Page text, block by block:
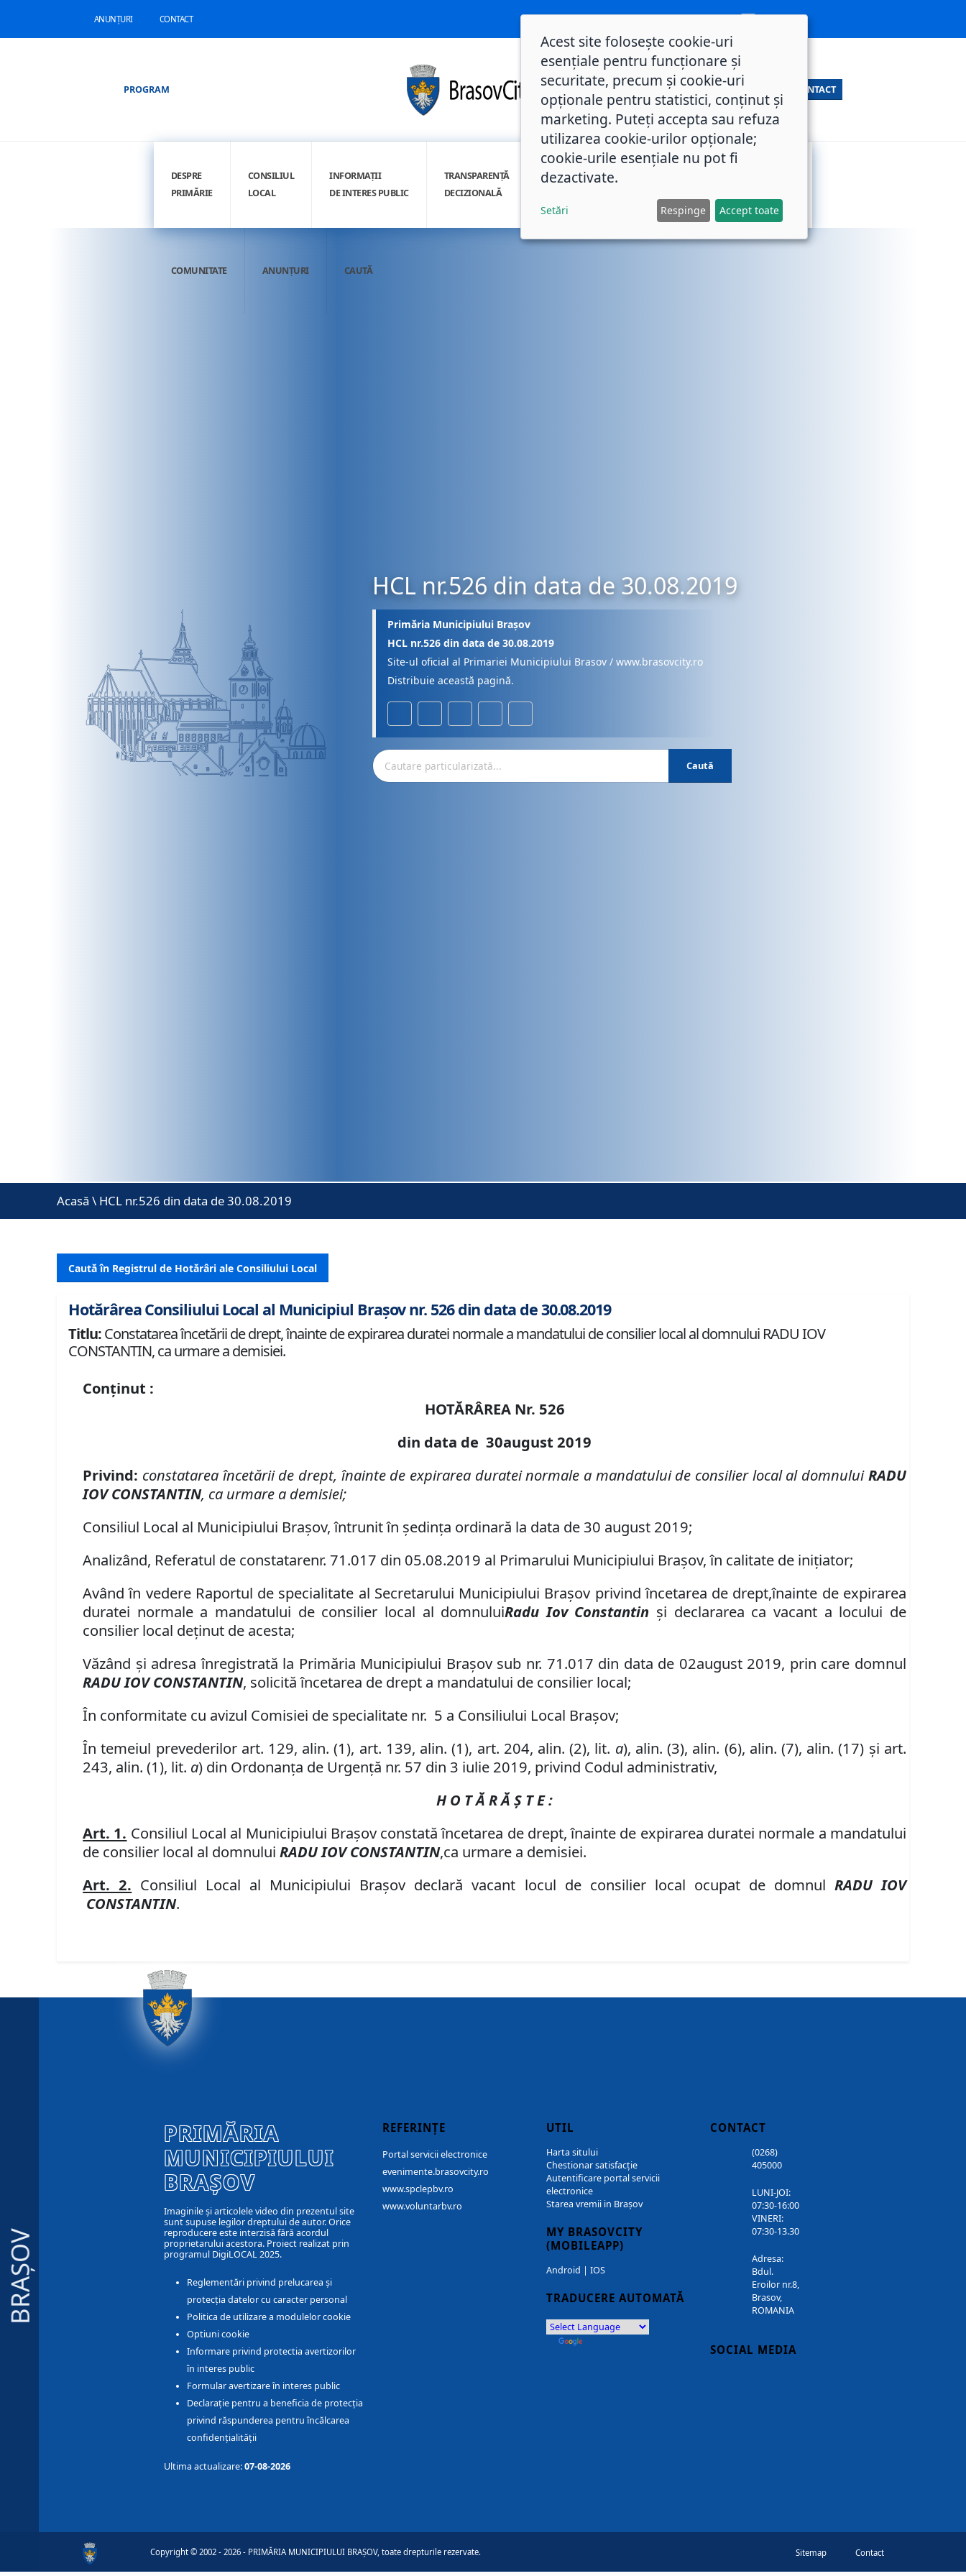
ANUNȚURI CONTACT
PROGRAM CONTACT
DESPRE
PRIMĂRIE
CONSILIUL
LOCAL
INFORMAȚII
DE INTERES PUBLIC
TRANSPARENȚĂ
DECIZIONALĂ
INTEGRITATE
COMUNITATE ANUNȚURI CAUTĂ
HCL nr.526 din data de 30.08.2019
Primăria Municipiului Brașov
HCL nr.526 din data de 30.08.2019
Site-ul oficial al Primariei Municipiului Brasov / www.brasovcity.ro
Distribuie această pagină.
Caută
Acasă \ HCL nr.526 din data de 30.08.2019
Caută în Registrul de Hotărâri ale Consiliului Local
Hotărârea Consiliului Local al Municipiul Brașov nr. 526 din data de 30.08.2019
Titlu:Constatarea încetării de drept, înainte de expirarea duratei normale a mandatului de consilier local al domnului RADU IOV
CONSTANTIN, ca urmare a demisiei.
Conținut :
HOTĂRÂREA Nr. 526
din data de 30august2019
Privind: constatarea încetăriide drept, înainte de expirarea duratei normale a mandatului de consilier local al domnuluiRADU
IOV CONSTANTIN, ca urmare a demisiei;
Consiliul Local al Municipiului Braşov, întrunit în şedinţa ordinară la data de 30 august 2019;
Analizând, Referatul de constatarenr. 71.017 din 05.08.2019 al Primarului Municipiului Braşov,în calitate de iniţiator;
Având în vedere Raportul de specialitate al Secretarului Municipiului Brașov privind încetarea de drept,înainte de expirarea
duratei normale a mandatului de consilier local al domnuluiRadu Iov Constantin și declararea ca vacant a locului de
consilier local deținut de acesta;
Văzând şi adresa înregistrată la Primăria Municipiului Braşov sub nr. 71.017 din data de 02august2019, prin care domnul
RADU IOV CONSTANTIN, solicită încetarea de drept a mandatului de consilier local;
În conformitate cu avizul Comisiei de specialitate nr. 5 a Consiliului Local Brașov;
În temeiul prevederilor art. 129, alin. (1), art. 139, alin. (1), art. 204, alin. (2), lit. a), alin. (3), alin. (6), alin. (7), alin. (17) și art.
243, alin. (1), lit. a) din Ordonanța de Urgență nr. 57 din 3 iulie 2019, privind Codul administrativ,
H O T Ă R Ă Ş T E :
Art. 1. Consiliul Local al Municipiului Braşov constată încetarea de drept, înainte de expirarea duratei normale a mandatului
de consilier local al domnuluiRADU IOV CONSTANTIN,ca urmare a demisiei.
Art. 2. Consiliul Local al Municipiului Braşov declară vacant locul de consilier local ocupat de domnul RADU IOV
CONSTANTIN.
BRAȘOV
PRIMĂRIA
MUNICIPIULUI
BRAȘOV
Imaginile și articolele video din prezentul site
sunt supuse legilor dreptului de autor. Orice
reproducere este interzisă fără acordul
proprietarului acestora. Proiect realizat prin
programul DigiLOCAL 2025.
Reglementări privind prelucarea și
protecția datelor cu caracter personal
Politica de utilizare a modulelor cookie
Optiuni cookie
Informare privind protectia avertizorilor
în interes public
Formular avertizare în interes public
Declarație pentru a beneficia de protecția
privind răspunderea pentru încălcarea
confidențialității
Ultima actualizare:07-08-2026
REFERINȚE
Portal servicii electronice
evenimente.brasovcity.ro
www.spclepbv.ro
www.voluntarbv.ro
UTIL
Harta sitului
Chestionar satisfacție
Autentificare portal servicii
electronice
Starea vremii in Brașov
MY BRASOVCITY
(MOBILEAPP)
Android | IOS
TRADUCERE AUTOMATĂ
CONTACT
(0268)
405000
LUNI-JOI:
07:30-16:00
VINERI:
07:30-13.30
Adresa:
Bdul.
Eroilor nr.8,
Brasov,
ROMANIA
SOCIAL MEDIA
Copyright © 2002 - 2026 - PRIMĂRIA MUNICIPIULUI BRAȘOV, toate drepturile rezervate. Sitemap Contact
Acest site folosește cookie-uri
esențiale pentru funcționare și
securitate, precum și cookie-uri
opționale pentru statistici, conținut și
marketing. Puteți accepta sau refuza
utilizarea cookie-urilor opționale;
cookie-urile esențiale nu pot fi
dezactivate.
Setări Respinge Accept toate